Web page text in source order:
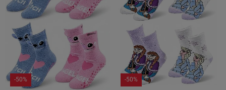
-50% -50%